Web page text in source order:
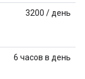
3200 / день
6 часов в день